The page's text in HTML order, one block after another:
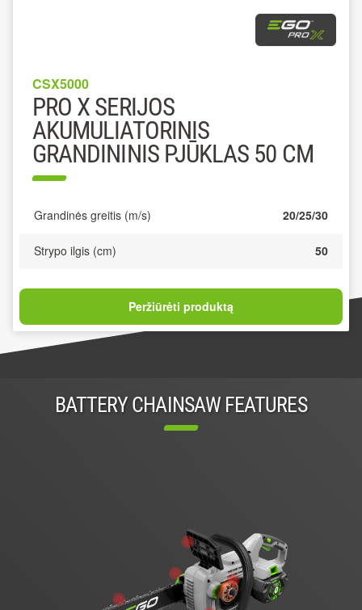
CSX5000
PRO X SERIJOS
AKUMULIATORINIS
GRANDININIS PJŪKLAS 50 CM
Grandinės greitis (m/s) 20/25/30
Strypo ilgis (cm) 50
Peržiūrėti produktą
BATTERY CHAINSAW FEATURES